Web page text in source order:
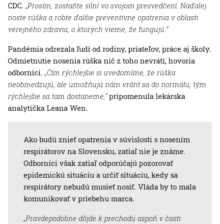
CDC. „Prosím, zostaňte silní vo svojom presvedčení. Naďalej
noste rúška a robte ďalšie preventívne opatrenia v oblasti
verejného zdravia, o ktorých vieme, že fungujú.“
Pandémia odrezala ľudí od rodiny, priateľov, práce aj školy.
Odmietnutie nosenia rúška nič z toho nevráti, hovoria
odborníci. „Čím rýchlejšie si uvedomíme, že rúška
neobmedzujú, ale umožňujú nám vrátiť sa do normálu, tým
rýchlejšie sa tam dostaneme,“pripomenula lekárska
analytička Leana Wen.
Ako budú znieť opatrenia v súvislosti s nosením
respirátorov na Slovensku, zatiaľ nie je známe.
Odborníci však zatiaľ odporúčajú pozorovať
epidemickú situáciu a určiť situáciu, kedy sa
respirátory nebudú musieť nosiť. Vláda by to mala
komunikovať v priebehu marca.
„Pravdepodobne dôjde k prechodu aspoň v časti